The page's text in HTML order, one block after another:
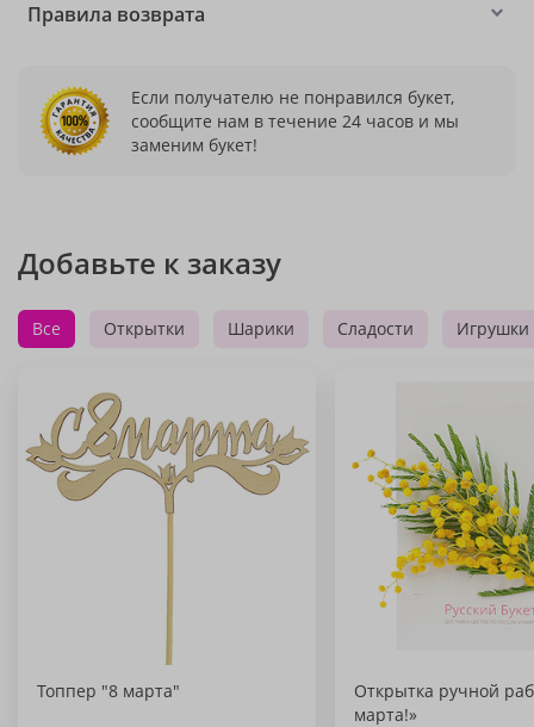
Правила возврата
Если получателю не понравился букет,
сообщите нам в течение 24 часов и мы
заменим букет!
Добавьте к заказу
Все Открытки Шарики Сладости Игрушки
Топпер "8 марта"
Открытка ручной
марта!»